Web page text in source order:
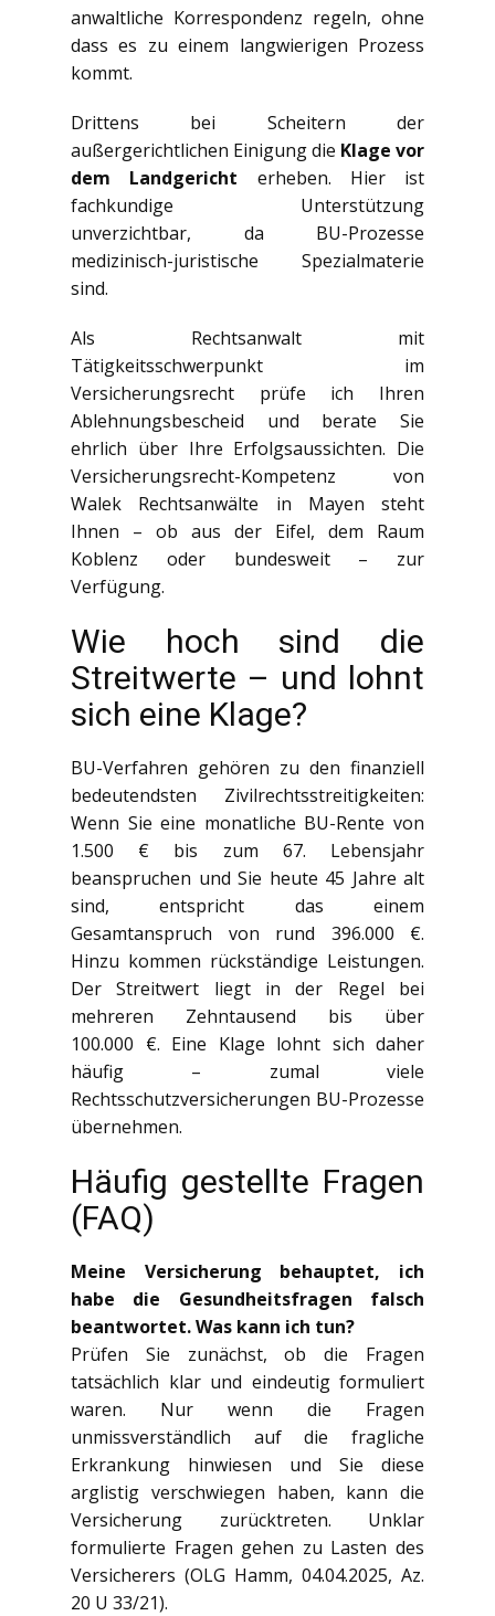
anwaltliche Korrespondenz regeln, ohne
dass es zu einem langwierigen Prozess
kommt.
Drittens bei Scheitern der
außergerichtlichen Einigung die Klage vor
dem Landgericht erheben. Hier ist
fachkundige Unterstützung
unverzichtbar, da BU-Prozesse
medizinisch-juristische Spezialmaterie
sind.
Als Rechtsanwalt mit
Tätigkeitsschwerpunkt im
Versicherungsrecht prüfe ich Ihren
Ablehnungsbescheid und berate Sie
ehrlich über Ihre Erfolgsaussichten. Die
Versicherungsrecht-Kompetenz von
Walek Rechtsanwälte in Mayen steht
Ihnen – ob aus der Eifel, dem Raum
Koblenz oder bundesweit – zur
Verfügung.
Wie hoch sind die
Streitwerte – und lohnt
sich eine Klage?
BU-Verfahren gehören zu den finanziell
bedeutendsten Zivilrechtsstreitigkeiten:
Wenn Sie eine monatliche BU-Rente von
1.500 € bis zum 67. Lebensjahr
beanspruchen und Sie heute 45 Jahre alt
sind, entspricht das einem
Gesamtanspruch von rund 396.000 €.
Hinzu kommen rückständige Leistungen.
Der Streitwert liegt in der Regel bei
mehreren Zehntausend bis über
100.000 €. Eine Klage lohnt sich daher
häufig – zumal viele
Rechtsschutzversicherungen BU-Prozesse
übernehmen.
Häufig gestellte Fragen
(FAQ)
Meine Versicherung behauptet, ich
habe die Gesundheitsfragen falsch
beantwortet. Was kann ich tun?
Prüfen Sie zunächst, ob die Fragen
tatsächlich klar und eindeutig formuliert
waren. Nur wenn die Fragen
unmissverständlich auf die fragliche
Erkrankung hinwiesen und Sie diese
arglistig verschwiegen haben, kann die
Versicherung zurücktreten. Unklar
formulierte Fragen gehen zu Lasten des
Versicherers (OLG Hamm, 04.04.2025, Az.
20 U 33/21).